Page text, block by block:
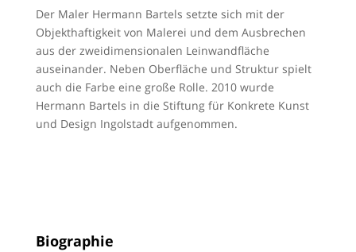
Der Maler Hermann Bartels setzte sich mit der
Objekthaftigkeit von Malerei und dem Ausbrechen
aus der zweidimensionalen Leinwandfläche
auseinander. Neben Oberfläche und Struktur spielt
auch die Farbe eine große Rolle. 2010 wurde
Hermann Bartels in die Stiftung für Konkrete Kunst
und Design Ingolstadt aufgenommen.
Biographie